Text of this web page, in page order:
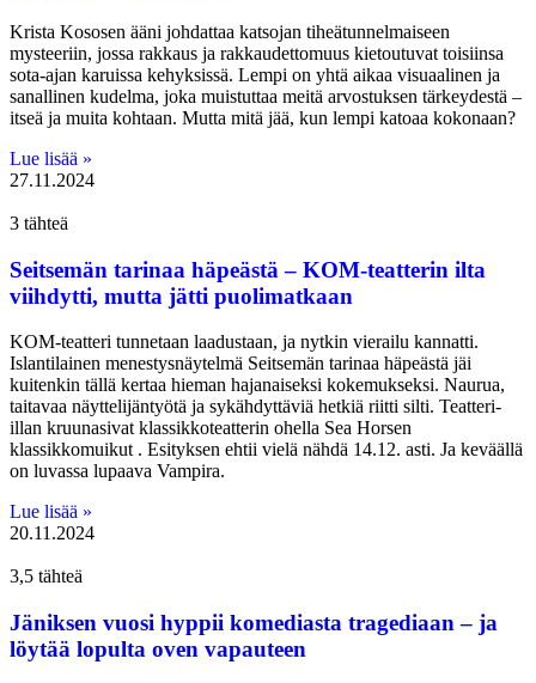
Krista Kososen ääni johdattaa katsojan tiheätunnelmaiseen
mysteeriin, jossa rakkaus ja rakkaudettomuus kietoutuvat toisiinsa
sota-ajan karuissa kehyksissä. Lempi on yhtä aikaa visuaalinen ja
sanallinen kudelma, joka muistuttaa meitä arvostuksen tärkeydestä –
itseä ja muita kohtaan. Mutta mitä jää, kun lempi katoaa kokonaan?
Lue lisää »
27.11.2024
3 tähteä
Seitsemän tarinaa häpeästä – KOM-teatterin ilta
viihdytti, mutta jätti puolimatkaan
KOM-teatteri tunnetaan laadustaan, ja nytkin vierailu kannatti.
Islantilainen menestysnäytelmä Seitsemän tarinaa häpeästä jäi
kuitenkin tällä kertaa hieman hajanaiseksi kokemukseksi. Naurua,
taitavaa näyttelijäntyötä ja sykähdyttäviä hetkiä riitti silti. Teatteri-
illan kruunasivat klassikkoteatterin ohella Sea Horsen
klassikkomuikut . Esityksen ehtii vielä nähdä 14.12. asti. Ja keväällä
on luvassa lupaava Vampira.
Lue lisää »
20.11.2024
3,5 tähteä
Jäniksen vuosi hyppii komediasta tragediaan – ja
löytää lopulta oven vapauteen